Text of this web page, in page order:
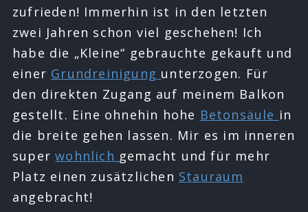
zufrieden! Immerhin ist in den letzten
zwei Jahren schon viel geschehen! Ich
habe die „Kleine“ gebrauchte gekauft und
einer Grundreinigung unterzogen. Für
den direkten Zugang auf meinem Balkon
gestellt. Eine ohnehin hohe Betonsäule in
die breite gehen lassen. Mir es im inneren
superwohnlich gemacht und für mehr
Platz einen zusätzlichen Stauraum
angebracht!